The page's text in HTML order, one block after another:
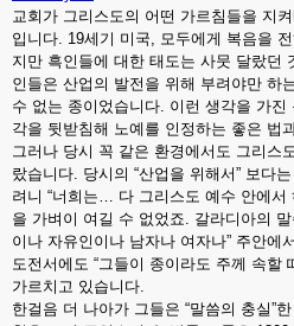
교회가 그리스도의 어떤 가르침들을 지
입니다. 19세기 미국, 모두에게 복음을
지만 흑인들에 대한 태도는 사뭇 달랐던
인들은 산업의 발전을 위해 부려야만 하
수 없는 종이었습니다. 이런 생각을 가
각을 뒷받침해 노예를 인정하는 좋은 법
그러나 당시 꼭 같은 환경에서도 그리스
랐습니다. 당시의 “산업을 위해서” 보다
려니 “너희는… 다 그리스도 예수 안에서
을 가벼이 여길 수 없었죠. 갈라디아의
이나 자유인이나 남자나 여자나” 주안에
도전서에도 “그들이 종이라도 주께 속할
가르치고 있습니다.
한걸음 더 나아가 그들은 “말씀의 충실”